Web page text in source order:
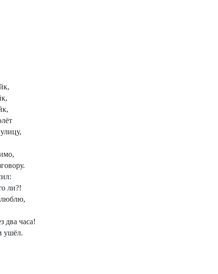
ли?!
люблю,
два часа!
ушёл.